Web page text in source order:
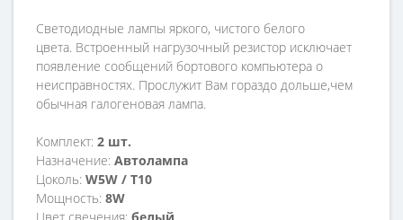
Светодиодные лампы яркого, чистого белого
цвета. Встроенный нагрузочный резистор исключает
появление сообщений бортового компьютера о
неисправностях. Прослужит Вам гораздо дольше,чем
обычная галогеновая лампа.
Комплект: 2 шт.
Назначение: Автолампа
Цоколь: W5W / Т10
Мощность: 8W